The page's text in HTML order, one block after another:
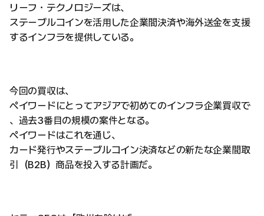
リーフ・テクノロジーズは、
ステーブルコインを活用した企業間決済や海外送金を支援
するインフラを提供している。
今回の買収は、
ペイワードにとってアジアで初めてのインフラ企業買収で
、過去3番目の規模の案件となる。
ペイワードはこれを通じ、
カード発行やステーブルコイン決済などの新たな企業間取
引（B2B）商品を投入する計画だ。